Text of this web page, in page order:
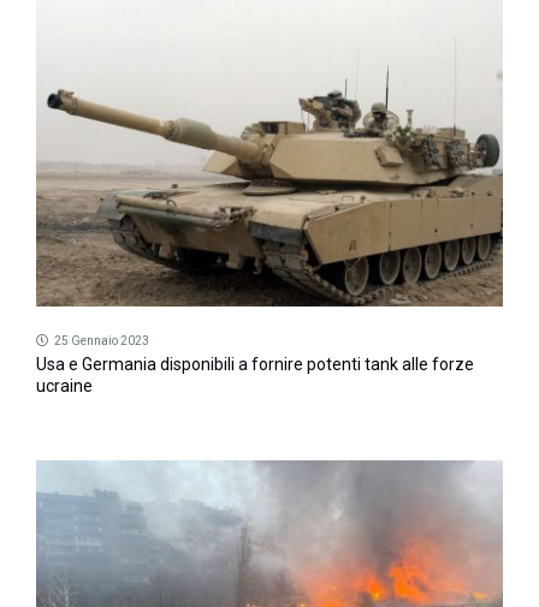
25 Gennaio 2023
Usa e Germania disponibili a fornire potenti tank alle forze
ucraine